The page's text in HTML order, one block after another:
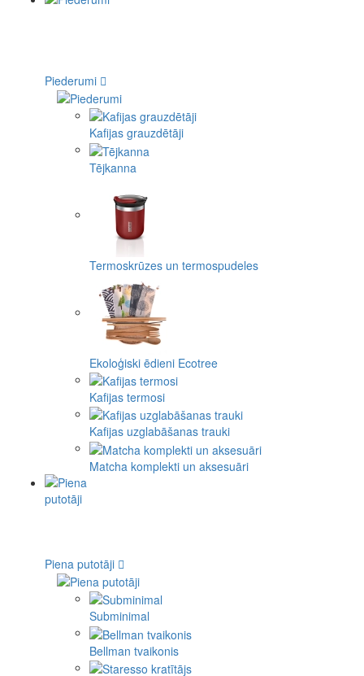
Piederumi
Kafijas grauzdētāji
Tējkanna
Termoskrūzes un termospudeles
Ekoloģiski ēdieni Ecotree
Kafijas termosi
Kafijas uzglabāšanas trauki
Matcha komplekti un aksesuāri
Piena putotāji
Subminimal
Bellman tvaikonis